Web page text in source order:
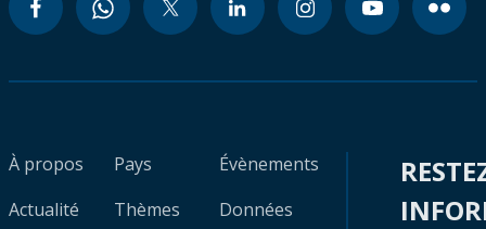
À propos
Actualité
Pays
Thèmes
Évènements
Données